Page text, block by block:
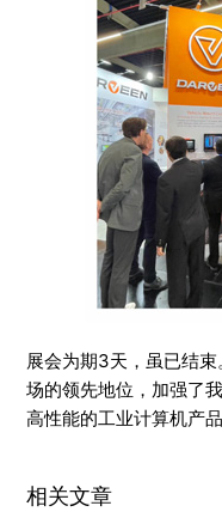
展会为期3天，虽已结
场的领先地位，加强了
高性能的工业计算机产
相关文章